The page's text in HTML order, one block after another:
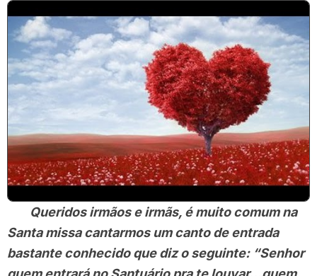
Queridos irmãos e irmãs, é muito comum na
Santa missa cantarmos um canto de entrada
bastante conhecido que diz o seguinte: “Senhor